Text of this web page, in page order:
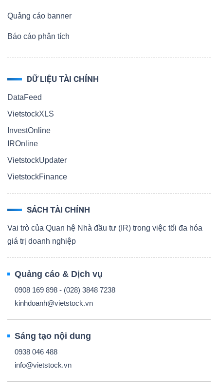
Quảng cáo banner
Báo cáo phân tích
DỮ LIỆU TÀI CHÍNH
DataFeed
VietstockXLS
InvestOnline
IROnline
VietstockUpdater
VietstockFinance
SÁCH TÀI CHÍNH
Vai trò của Quan hệ Nhà đầu tư (IR) trong việc tối đa hóa
giá trị doanh nghiệp
Quảng cáo & Dịch vụ
0908 169 898 - (028) 3848 7238
kinhdoanh@vietstock.vn
Sáng tạo nội dung
0938 046 488
info@vietstock.vn